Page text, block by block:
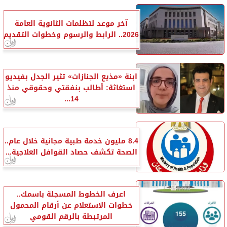
آخر موعد لتظلمات الثانوية العامة
2026.. الرابط والرسوم وخطوات التقديم
ابنة «مذيع الجنازات» تثير الجدل بفيديو
استغاثة: أطالب بنفقتي وحقوقي منذ
14...
8.4 مليون خدمة طبية مجانية خلال عام..
الصحة تكشف حصاد القوافل العلاجية...
اعرف الخطوط المسجلة باسمك..
خطوات الاستعلام عن أرقام المحمول
المرتبطة بالرقم القومي